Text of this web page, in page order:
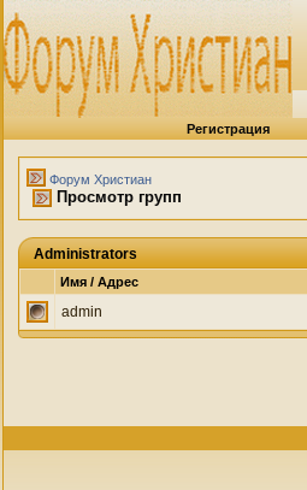
Регистрация
Форум Христиан
Просмотр групп
Administrators
Имя / Адрес
admin